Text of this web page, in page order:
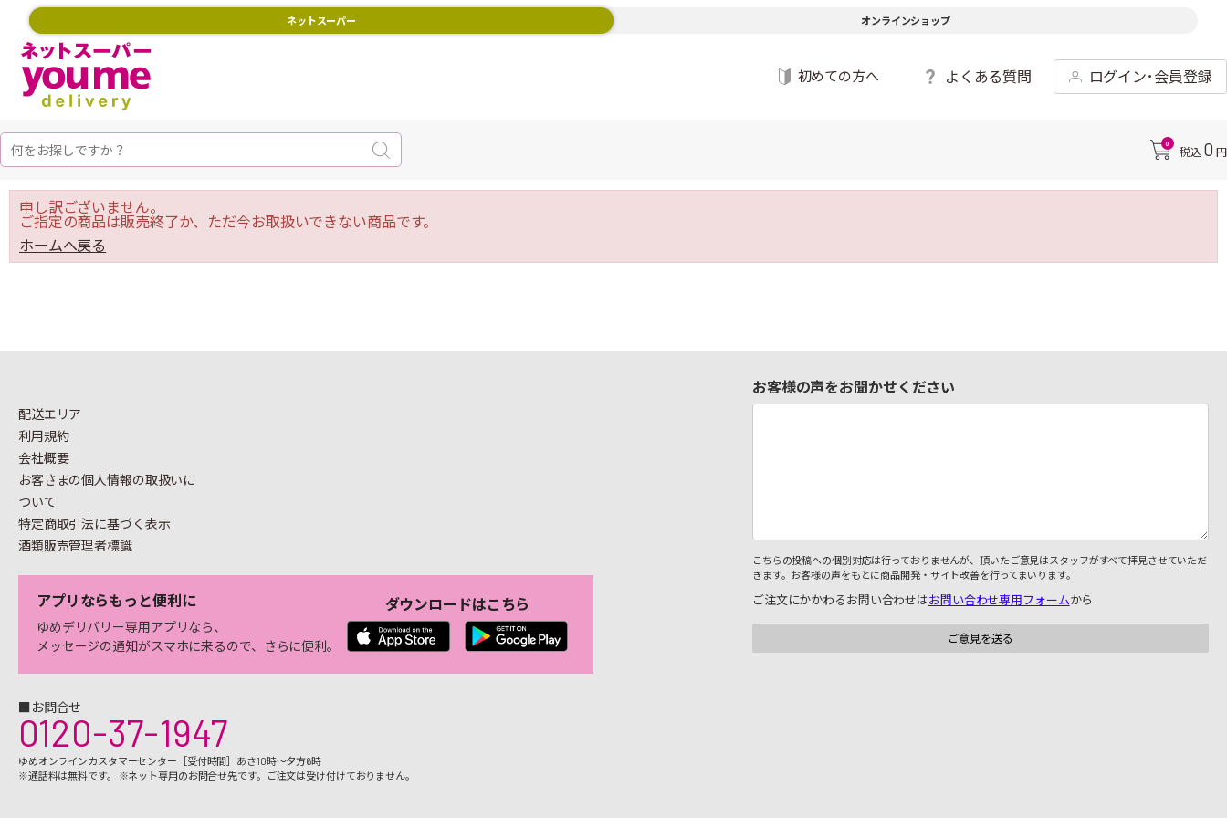
ネットスーパー オンラインショップ
初めての方へ よくある質問 ログイン･会員登録
0
税込 0 円
申し訳ございません。
ご指定の商品は販売終了か、ただ今お取扱いできない商品です。
ホームへ戻る
配送エリア
利用規約
会社概要
お客さまの個人情報の取扱いに
ついて
特定商取引法に基づく表示
酒類販売管理者標識
アプリならもっと便利に
ゆめデリバリー専用アプリなら、
メッセージの通知がスマホに来るので、さらに便利。
ダウンロードはこちら
■お問合せ
0120-37-1947
ゆめオンラインカスタマーセンター［受付時間］あさ10時～夕方6時
※通話料は無料です。 ※ネット専用のお問合せ先です。ご注文は受け付けておりません。
お客様の声をお聞かせください
こちらの投稿への個別対応は行っておりませんが、頂いたご意見はスタッフがすべて拝見させていただ
きます。お客様の声をもとに商品開発・サイト改善を行ってまいります。
ご注文にかかわるお問い合わせはお問い合わせ専用フォームから